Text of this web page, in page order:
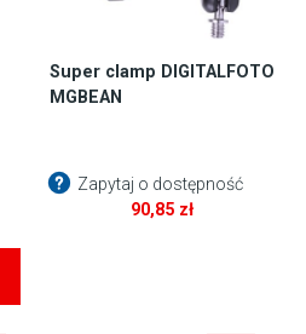
Super clamp DIGITALFOTO
MGBEAN
Zapytaj o dostępność
90,85 zł